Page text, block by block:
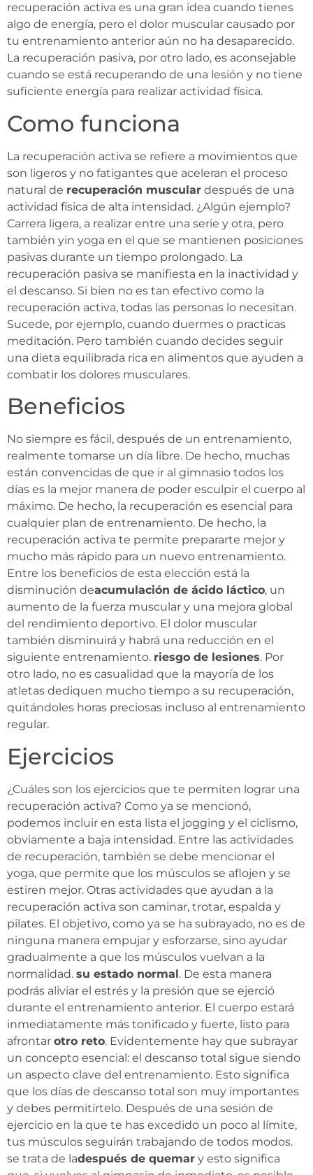
recuperación activa es una gran idea cuando tienes
algo de energía, pero el dolor muscular causado por
tu entrenamiento anterior aún no ha desaparecido.
La recuperación pasiva, por otro lado, es aconsejable
cuando se está recuperando de una lesión y no tiene
suficiente energía para realizar actividad física.
Como funciona
La recuperación activa se refiere a movimientos que
son ligeros y no fatigantes que aceleran el proceso
natural de recuperación muscular después de una
actividad física de alta intensidad. ¿Algún ejemplo?
Carrera ligera, a realizar entre una serie y otra, pero
también yin yoga en el que se mantienen posiciones
pasivas durante un tiempo prolongado. La
recuperación pasiva se manifiesta en la inactividad y
el descanso. Si bien no es tan efectivo como la
recuperación activa, todas las personas lo necesitan.
Sucede, por ejemplo, cuando duermes o practicas
meditación. Pero también cuando decides seguir
una dieta equilibrada rica en alimentos que ayuden a
combatir los dolores musculares.
Beneficios
No siempre es fácil, después de un entrenamiento,
realmente tomarse un día libre. De hecho, muchas
están convencidas de que ir al gimnasio todos los
días es la mejor manera de poder esculpir el cuerpo al
máximo. De hecho, la recuperación es esencial para
cualquier plan de entrenamiento. De hecho, la
recuperación activa te permite prepararte mejor y
mucho más rápido para un nuevo entrenamiento.
Entre los beneficios de esta elección está la
disminución deacumulación de ácido láctico, un
aumento de la fuerza muscular y una mejora global
del rendimiento deportivo. El dolor muscular
también disminuirá y habrá una reducción en el
siguiente entrenamiento. riesgo de lesiones. Por
otro lado, no es casualidad que la mayoría de los
atletas dediquen mucho tiempo a su recuperación,
quitándoles horas preciosas incluso al entrenamiento
regular.
Ejercicios
¿Cuáles son los ejercicios que te permiten lograr una
recuperación activa? Como ya se mencionó,
podemos incluir en esta lista el jogging y el ciclismo,
obviamente a baja intensidad. Entre las actividades
de recuperación, también se debe mencionar el
yoga, que permite que los músculos se aflojen y se
estiren mejor. Otras actividades que ayudan a la
recuperación activa son caminar, trotar, espalda y
pilates. El objetivo, como ya se ha subrayado, no es de
ninguna manera empujar y esforzarse, sino ayudar
gradualmente a que los músculos vuelvan a la
normalidad. su estado normal. De esta manera
podrás aliviar el estrés y la presión que se ejerció
durante el entrenamiento anterior. El cuerpo estará
inmediatamente más tonificado y fuerte, listo para
afrontar otro reto. Evidentemente hay que subrayar
un concepto esencial: el descanso total sigue siendo
un aspecto clave del entrenamiento. Esto significa
que los días de descanso total son muy importantes
y debes permitírtelo. Después de una sesión de
ejercicio en la que te has excedido un poco al límite,
tus músculos seguirán trabajando de todos modos.
se trata de ladespués de quemar y esto significa